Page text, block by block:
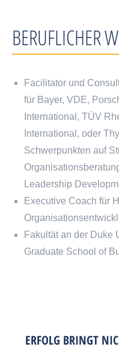
BERUFLICHER
Facilitator und
für Bayer, VDE,
International, TÜV
International, oder
Schwerpunkten auf
Leadership
Executive Coach für
Fakultät an der Duke
Graduate School of
ERFOLG BRINGT